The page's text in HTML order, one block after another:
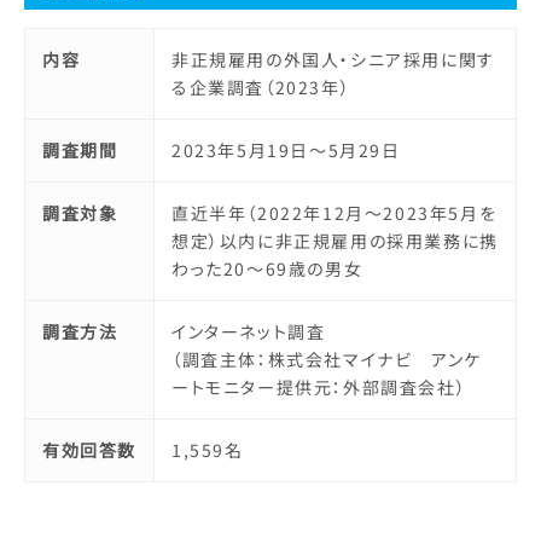
内容
非正規雇用の外国人・シニア採用に関す
る企業調査（2023年）
調査期間 2023年5月19日～5月29日
調査対象
直近半年（2022年12月～2023年5月を
想定）以内に非正規雇用の採用業務に携
わった20〜69歳の男女
調査方法
インターネット調査
（調査主体：株式会社マイナビ アンケ
ートモニター提供元：外部調査会社）
有効回答数 1,559名